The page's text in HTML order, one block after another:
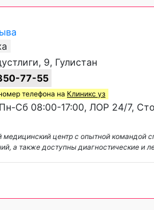
9, Гулистан
77-55
телефона на Клиникс уз
Пн-Сб 08:00-17:00, ЛОР 24/7,
центр с опытной командой
а также доступны диагностические